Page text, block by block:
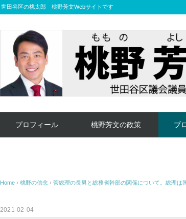
世田谷区の桃太郎 桃野芳文Webサイトです
プロフィール 桃野芳文の政策 ブ
Home › 桃野の信念 › 菅総理の長男と総務省幹部の関係について。総理は
2021-02-04